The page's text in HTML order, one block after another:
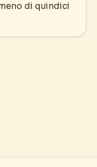
di quindici